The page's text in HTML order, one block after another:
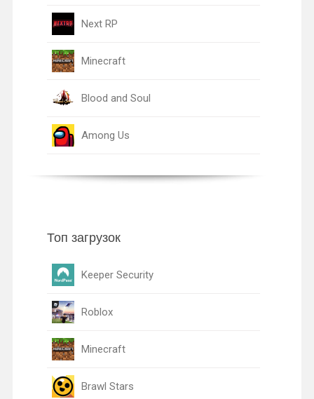
Next RP
Minecraft
Blood and Soul
Among Us
Топ загрузок
Keeper Security
Roblox
Minecraft
Brawl Stars